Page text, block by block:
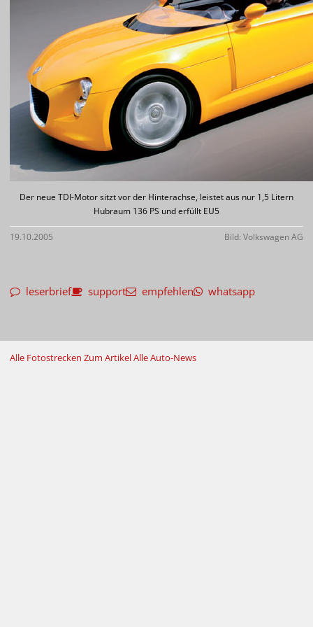
Der neue TDI-Motor sitzt vor der Hinterachse, leistet aus nur 1,5 Litern
Hubraum 136 PS und erfüllt EU5
19.10.2005 Bild: Volkswagen AG
leserbrief support empfehlen whatsapp
Alle Fotostrecken Zum ArtikelAlle Auto-News